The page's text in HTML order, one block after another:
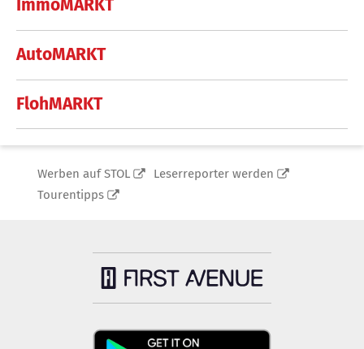
ImmoMARKT
AutoMARKT
FlohMARKT
Werben auf STOL
Leserreporter werden
Tourentipps